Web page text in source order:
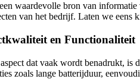
waardevolle bron van
van het bedrijf. Laten we eens
en Functionaliteit
dat vaak wordt benadrukt,
zoals lange batterijduur,